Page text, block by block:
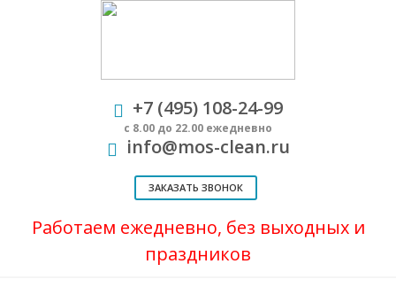
+7 (495) 108-24-99
с 8.00 до 22.00 ежедневно
info@mos-clean.ru
ЗАКАЗАТЬ ЗВОНОК
Работаем ежедневно, без выходных и
праздников